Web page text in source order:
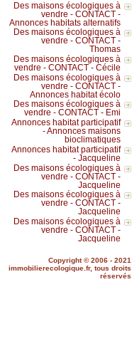
Des maisons écologiques à
vendre - CONTACT -
Annonces habitats alternatifs
Des maisons écologiques à
vendre - CONTACT -
Thomas
Des maisons écologiques à
vendre - CONTACT - Cécile
Des maisons écologiques à
vendre - CONTACT -
Annonces habitat écolo
Des maisons écologiques à
vendre - CONTACT - Emi
Annonces habitat participatif
- Annonces maisons
bioclimatiques
Annonces habitat participatif
- Jacqueline
Des maisons écologiques à
vendre - CONTACT -
Jacqueline
Des maisons écologiques à
vendre - CONTACT -
Jacqueline
Des maisons écologiques à
vendre - CONTACT -
Jacqueline
Copyright © 2006 - 2021
immobilierecologique.fr, tous droits
réservés